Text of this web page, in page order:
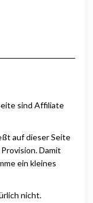
sind Affiliate
auf dieser Seite
Damit
ein kleines
nicht.